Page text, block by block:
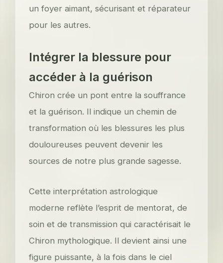
un foyer aimant, sécurisant et réparateur
pour les autres.
Intégrer la blessure pour
accéder à la guérison
Chiron crée un pont entre la souffrance
et la guérison. Il indique un chemin de
transformation où les blessures les plus
douloureuses peuvent devenir les
sources de notre plus grande sagesse.
Cette interprétation astrologique
moderne reflète l’esprit de mentorat, de
soin et de transmission qui caractérisait le
Chiron mythologique. Il devient ainsi une
figure puissante, à la fois dans le ciel